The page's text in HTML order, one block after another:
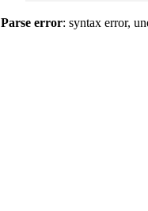
Parse error: syntax error,